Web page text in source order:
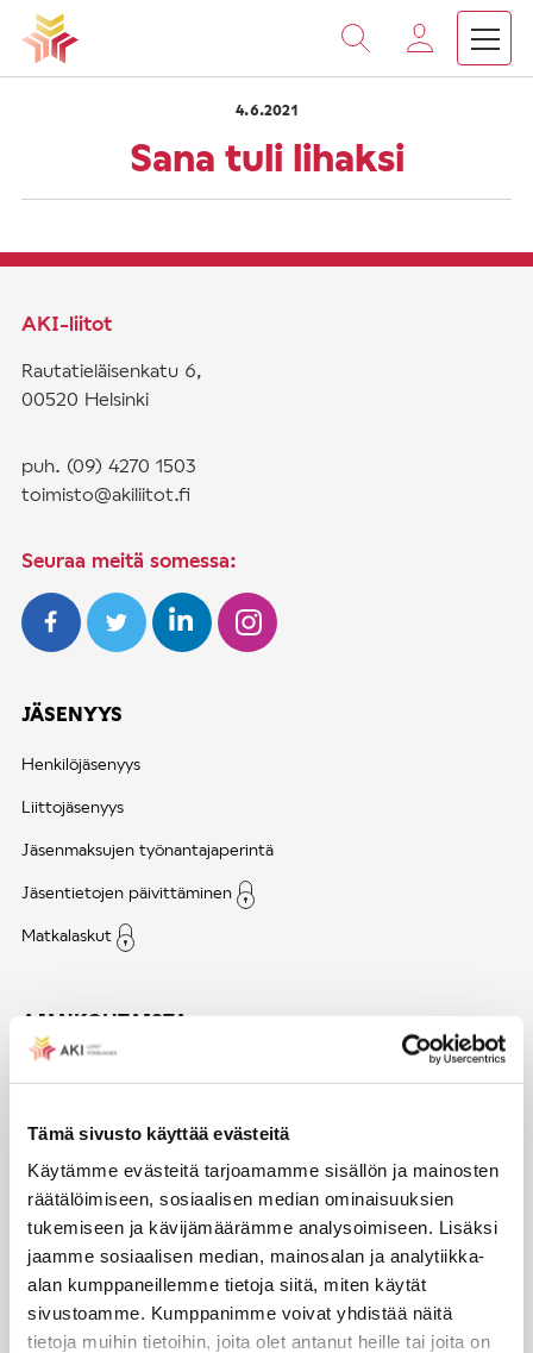
Tämä sivusto käyttää evästeitä
Käytämme evästeitä tarjoamamme sisällön ja mainosten
räätälöimiseen, sosiaalisen median ominaisuuksien
tukemiseen ja kävijämäärämme analysoimiseen. Lisäksi
jaamme sosiaalisen median, mainosalan ja analytiikka-
alan kumppaneillemme tietoja siitä, miten käytät
sivustoamme. Kumppanimme voivat yhdistää näitä
tietoja muihin tietoihin, joita olet antanut heille tai joita on
Vieritä
sisältöön
Etusivu Sana tuli lihaksi
4.6.2021
Sana tuli lihaksi
AKI-liitot
Rautatieläisenkatu 6,
00520 Helsinki
puh. (09) 4270 1503
toimisto@akiliitot.fi
Seuraa meitä somessa:
JÄSENYYS
Henkilöjäsenyys
Liittojäsenyys
Jäsenmaksujen työnantajaperintä
Jäsentietojen päivittäminen
Matkalaskut
AJANKOHTAISTA
Crux-lehti
JOBI
TYÖELÄMÄOPAS